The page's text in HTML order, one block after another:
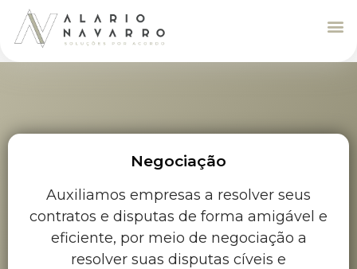
Negociação
Auxiliamos empresas a resolver seus
contratos e disputas de forma amigável e
eficiente, por meio de negociação a
resolver suas disputas cíveis e